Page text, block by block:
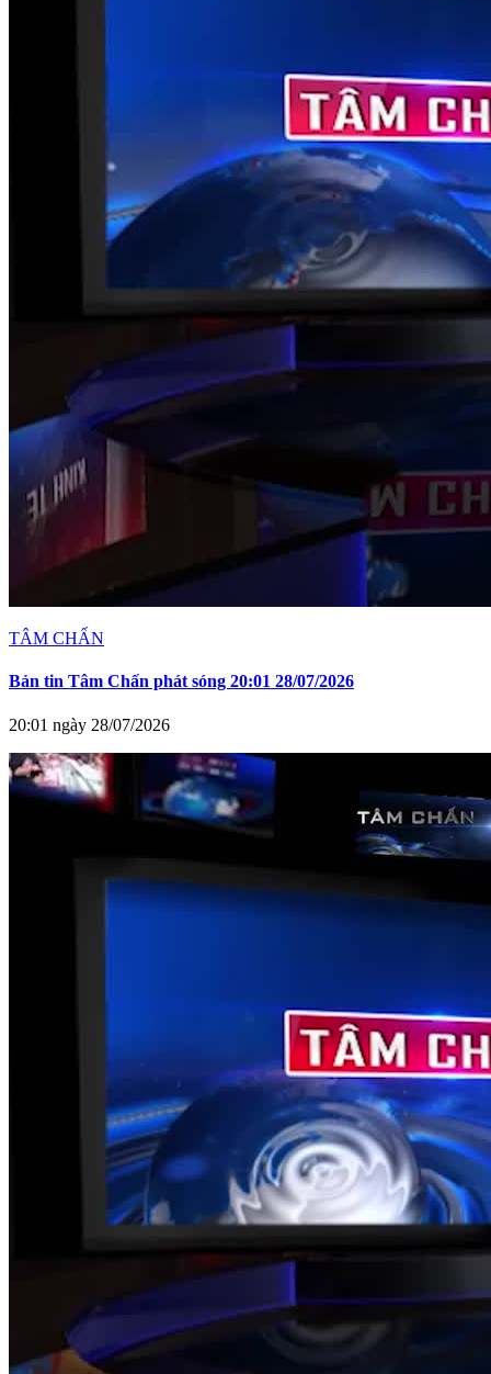
TÂM CHẤN
Bản tin Tâm Chấn phát sóng 20:01 28/07/2026
20:01 ngày 28/07/2026